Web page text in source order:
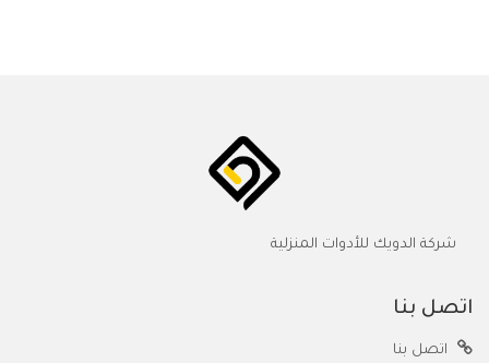
شركة الدويك للأدوات المنزلية
اتصل بنا
اتصل بنا